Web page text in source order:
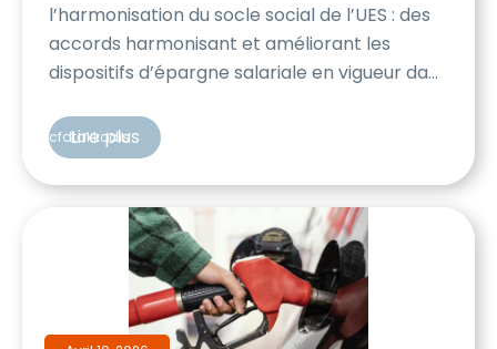
l’harmonisation du socle social de l’UES : des
accords harmonisant et améliorant les
dispositifs d’épargne salariale en vigueur dans
viennent de voir le jour, avec la signature de
la CFDT. Ces accords prévoient notamment:
De quoi s’agit-il ?​ Le PEE Le Plan d’Epargne […]
cfdtakkodis
Lire plus